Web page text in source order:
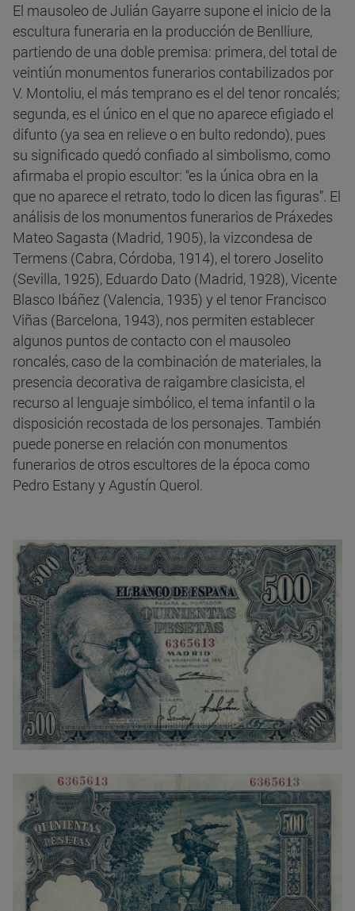
El mausoleo de Julián Gayarre supone el inicio de la
escultura funeraria en la producción de Benlliure,
partiendo de una doble premisa: primera, del total de
veintiún monumentos funerarios contabilizados por
V. Montoliu, el más temprano es el del tenor roncalés;
segunda, es el único en el que no aparece efigiado el
difunto (ya sea en relieve o en bulto redondo), pues
su significado quedó confiado al simbolismo, como
afirmaba el propio escultor: “es la única obra en la
que no aparece el retrato, todo lo dicen las figuras”. El
análisis de los monumentos funerarios de Práxedes
Mateo Sagasta (Madrid, 1905), la vizcondesa de
Termens (Cabra, Córdoba, 1914), el torero Joselito
(Sevilla, 1925), Eduardo Dato (Madrid, 1928), Vicente
Blasco Ibáñez (Valencia, 1935) y el tenor Francisco
Viñas (Barcelona, 1943), nos permiten establecer
algunos puntos de contacto con el mausoleo
roncalés, caso de la combinación de materiales, la
presencia decorativa de raigambre clasicista, el
recurso al lenguaje simbólico, el tema infantil o la
disposición recostada de los personajes. También
puede ponerse en relación con monumentos
funerarios de otros escultores de la época como
Pedro Estany y Agustín Querol.